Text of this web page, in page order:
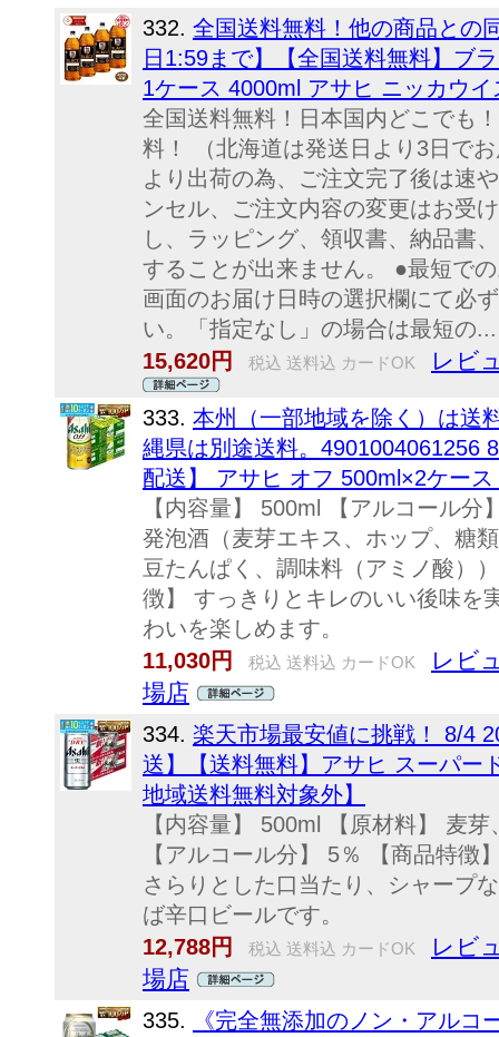
332. 全国送料無料！他の商品との
日1:59まで】【全国送料無料】ブ
1ケース 4000ml アサヒ ニッカウ
全国送料無料！日本国内どこでも
料！ （北海道は発送日より3日で
より出荷の為、ご注文完了後は速
ンセル、ご注文内容の変更はお受
し、ラッピング、領収書、納品書
することが出来ません。 ●最短で
画面のお届け日時の選択欄にて必
い。「指定なし」の場合は最短の...
15,620円
税込 送料込 カードOK レビ
333. 本州（一部地域を除く）は送
縄県は別途送料。4901004061256
配送】 アサヒ オフ 500ml×2ケー
【内容量】 500ml 【アルコール
発泡酒（麦芽エキス、ホップ、糖
豆たんぱく、調味料（アミノ酸）
徴】 すっきりとキレのいい後味を
わいを楽しめます。
11,030円
税込 送料込 カードOK
レビ
場店
334. 楽天市場最安値に挑戦！ 8/4
送】【送料無料】アサヒ スーパー
地域送料無料対象外】
【内容量】 500ml 【原材料】 麦
【アルコール分】 5％ 【商品特徴
さらりとした口当たり、シャープ
ば辛口ビールです。
12,788円
税込 送料込 カードOK
レビ
場店
335.
《完全無添加のノン・アル